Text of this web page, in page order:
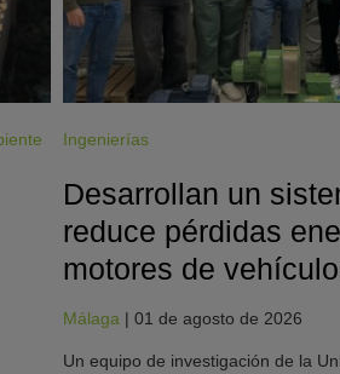
Ingenierías
Desarrollan un
reduce pérdidas
motores de
Málaga | 01 de agosto de 2026
Un equipo de investigación de la